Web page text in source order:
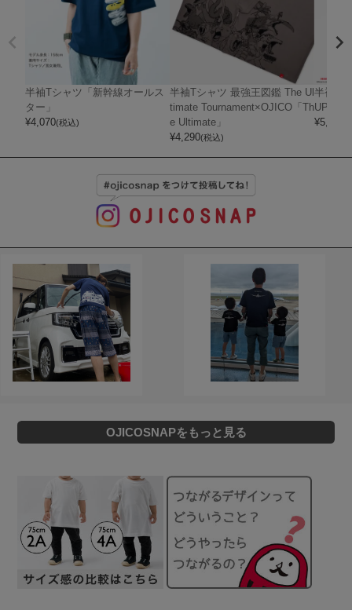
半袖Tシャツ「新幹線オールス
ター」
¥4,070(税込)
半袖Tシャツ 最強王図鑑 The Ul
timate Tournament×OJICO「Th
e Ultimate」
¥4,290(税込)
半袖T
UPER
¥5,720
OJICOSNAPをもっと見る